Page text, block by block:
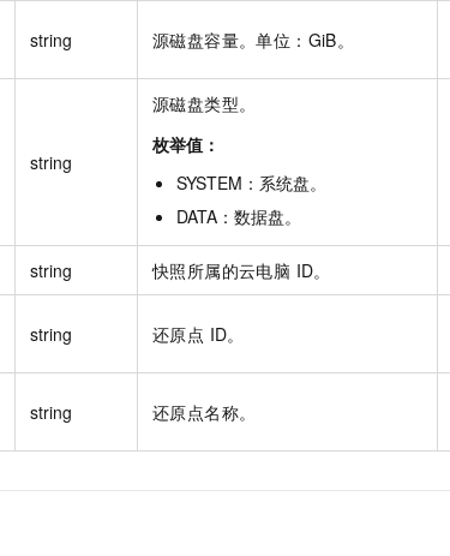
string 源磁盘容量。单位：GiB。
string
源磁盘类型。
枚举值：
SYSTEM ： 系统盘。
DATA ： 数据盘。
string 快照所属的云电脑 ID。
string 还原点 ID。
string 还原点名称。